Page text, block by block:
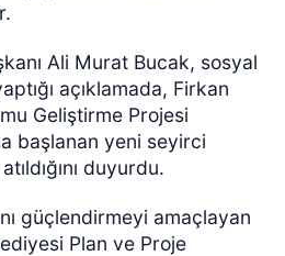
Ali Murat Bucak, sosyal
açıklamada, Firkan
Geliştirme Projesi
başlanan yeni seyirci
duyurdu.
güçlendirmeyi amaçlayan
Plan ve Proje